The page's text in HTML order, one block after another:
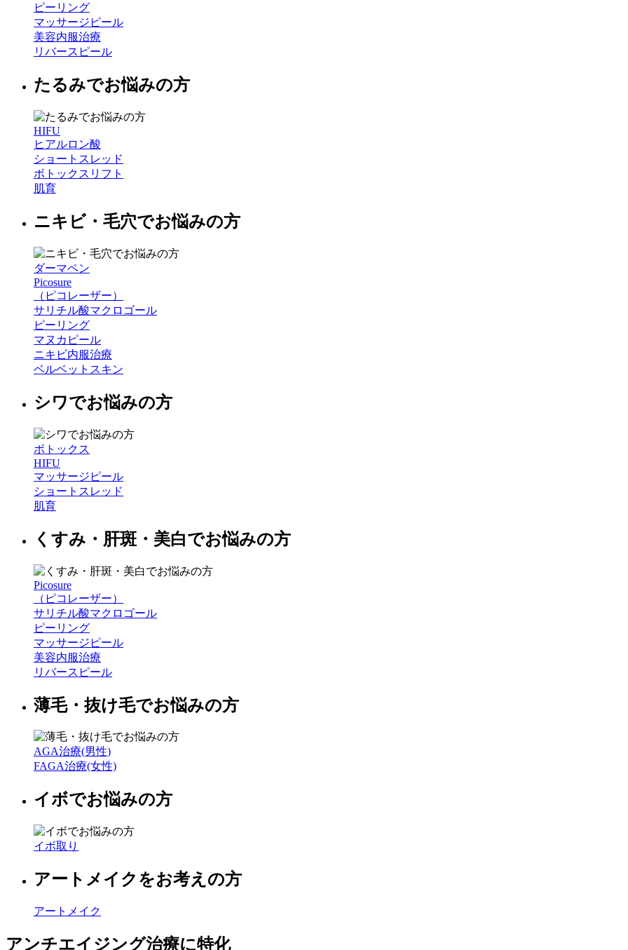
ピーリング
マッサージピール
美容内服治療
リバースピール
たるみでお悩みの方
HIFU
ヒアルロン酸
ショートスレッド
ボトックスリフト
肌育
ニキビ・毛穴でお悩みの方
ダーマペン
Picosure
（ピコレーザー）
サリチル酸マクロゴール
ピーリング
マヌカピール
ニキビ内服治療
ベルベットスキン
シワでお悩みの方
ボトックス
HIFU
マッサージピール
ショートスレッド
肌育
くすみ・肝斑・美白でお悩みの方
Picosure
（ピコレーザー）
サリチル酸マクロゴール
ピーリング
マッサージピール
美容内服治療
リバースピール
薄毛・抜け毛でお悩みの方
AGA治療(男性)
FAGA治療(女性)
イボでお悩みの方
イボ取り
アートメイクをお考えの方
アートメイク
アンチエイジング治療に特化